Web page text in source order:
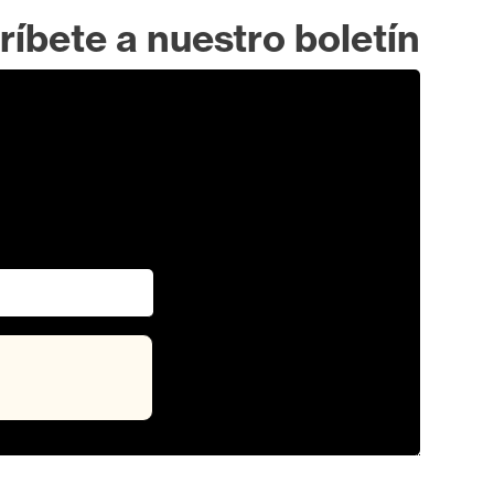
a nuestro boletín